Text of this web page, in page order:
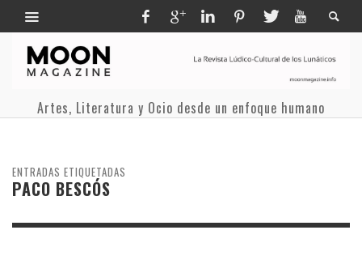
Artes, Literatura y Ocio desde un enfoque humano
ENTRADAS ETIQUETADAS
PACO BESCÓS